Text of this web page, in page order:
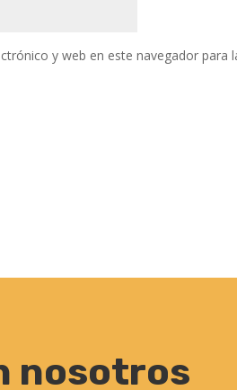
y web en este navegador para
nosotros